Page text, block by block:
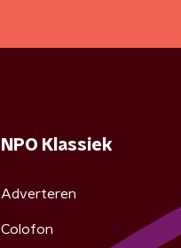
NPO Klassiek
Adverteren
Colofon